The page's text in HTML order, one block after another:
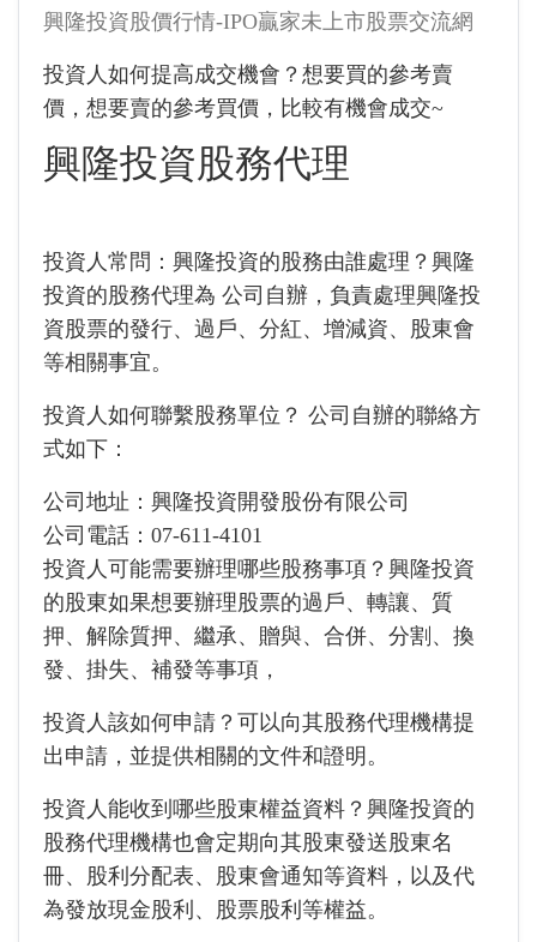
興隆投資股價行情-IPO贏家未上市股票交流網
投資人如何提高成交機會？想要買的參考賣
價，想要賣的參考買價，比較有機會成交~
興隆投資股務代理
投資人常問：興隆投資的股務由誰處理？興隆
投資的股務代理為 公司自辦，負責處理興隆投
資股票的發行、過戶、分紅、增減資、股東會
等相關事宜。
投資人如何聯繫股務單位？ 公司自辦的聯絡方
式如下：
公司地址：興隆投資開發股份有限公司
公司電話：07-611-4101
投資人可能需要辦理哪些股務事項？興隆投資
的股東如果想要辦理股票的過戶、轉讓、質
押、解除質押、繼承、贈與、合併、分割、換
發、掛失、補發等事項，
投資人該如何申請？可以向其股務代理機構提
出申請，並提供相關的文件和證明。
投資人能收到哪些股東權益資料？興隆投資的
股務代理機構也會定期向其股東發送股東名
冊、股利分配表、股東會通知等資料， 以及代
為發放現金股利、股票股利等權益。